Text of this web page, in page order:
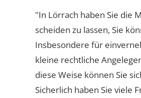
"In Lörrach haben Sie die
scheiden zu lassen, Sie
Insbesondere für
kleine rechtliche
diese Weise können Sie
Sicherlich haben Sie viele